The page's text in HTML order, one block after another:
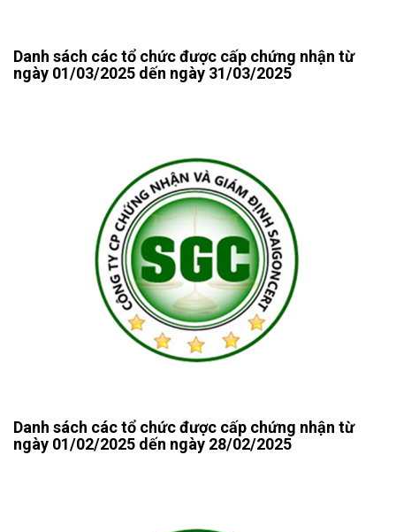
Danh sách các tổ chức được cấp chứng nhận từ
ngày 01/03/2025 dến ngày 31/03/2025
Danh sách các tổ chức được cấp chứng nhận từ
ngày 01/02/2025 dến ngày 28/02/2025